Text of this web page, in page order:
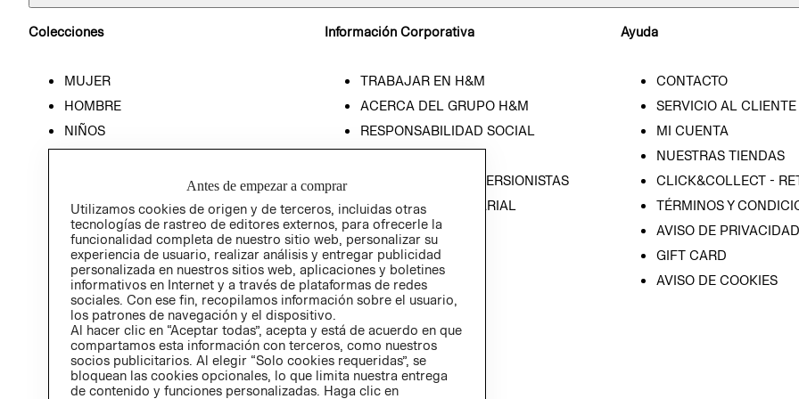
Colecciones
MUJER
HOMBRE
NIÑOS
Información Corporativa
TRABAJAR EN H&M
ACERCA DEL GRUPO H&M
RESPONSABILIDAD SOCIAL
RELACIÓN CON INVERSIONISTAS
POLÍTICA EMPRESARIAL
Ayuda
CONTACTO
SERVICIO AL CLIENTE
MI CUENTA
NUESTRAS TIENDAS
CLICK&COLLECT -
TÉRMINOS Y
AVISO DE PRIVACIDAD
GIFT CARD
AVISO DE COOKIES
Antes de empezar a comprar
Utilizamos cookies de origen y de terceros, incluidas otras
tecnologías de rastreo de editores externos, para ofrecerle la
funcionalidad completa de nuestro sitio web, personalizar su
experiencia de usuario, realizar análisis y entregar publicidad
personalizada en nuestros sitios web, aplicaciones y boletines
informativos en Internet y a través de plataformas de redes
sociales. Con ese fin, recopilamos información sobre el usuario,
los patrones de navegación y el dispositivo.
Al hacer clic en “Aceptar todas”, acepta y está de acuerdo en que
compartamos esta información con terceros, como nuestros
socios publicitarios. Al elegir “Solo cookies requeridas”, se
bloquean las cookies opcionales, lo que limita nuestra entrega
de contenido y funciones personalizadas. Haga clic en